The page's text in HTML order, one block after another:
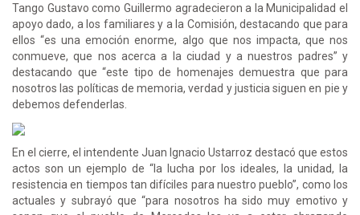
Tango Gustavo como Guillermo agradecieron a la Municipalidad el
apoyo dado, a los familiares y a la Comisión, destacando que para
ellos “es una emoción enorme, algo que nos impacta, que nos
conmueve, que nos acerca a la ciudad y a nuestros padres” y
destacando que “este tipo de homenajes demuestra que para
nosotros las políticas de memoria, verdad y justicia siguen en pie y
debemos defenderlas.
En el cierre, el intendente Juan Ignacio Ustarroz destacó que estos
actos son un ejemplo de “la lucha por los ideales, la unidad, la
resistencia en tiempos tan difíciles para nuestro pueblo”, como los
actuales y subrayó que “para nosotros ha sido muy emotivo y